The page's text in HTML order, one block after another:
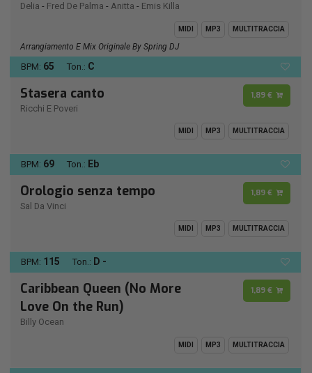
Delia - Fred De Palma - Anitta - Emis Killa
MIDI MP3 MULTITRACCIA
Arrangiamento E Mix Originale By Spring DJ
BPM: 65 Ton.: C
Stasera canto
Ricchi E Poveri
1,89 €
MIDI MP3 MULTITRACCIA
BPM: 69 Ton.: Eb
Orologio senza tempo
Sal Da Vinci
1,89 €
MIDI MP3 MULTITRACCIA
BPM: 115 Ton.: D -
Caribbean Queen (No More
Love On the Run)
Billy Ocean
1,89 €
MIDI MP3 MULTITRACCIA